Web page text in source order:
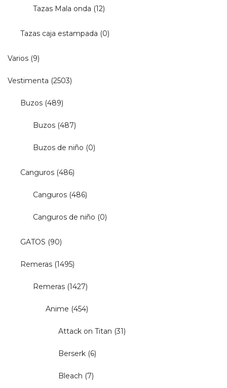
Tazas Mala onda (12)
Tazas caja estampada (0)
Varios (9)
Vestimenta (2503)
Buzos (489)
Buzos (487)
Buzos de niño (0)
Canguros (486)
Canguros (486)
Canguros de niño (0)
GATOS (90)
Remeras (1495)
Remeras (1427)
Anime (454)
Attack on Titan (31)
Berserk (6)
Bleach (7)